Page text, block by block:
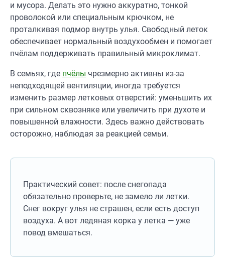
и мусора. Делать это нужно аккуратно, тонкой
проволокой или специальным крючком, не
проталкивая подмор внутрь улья. Свободный леток
обеспечивает нормальный воздухообмен и помогает
пчёлам поддерживать правильный микроклимат.
В семьях, где пчёлы чрезмерно активны из-за
неподходящей вентиляции, иногда требуется
изменить размер летковых отверстий: уменьшить их
при сильном сквозняке или увеличить при духоте и
повышенной влажности. Здесь важно действовать
осторожно, наблюдая за реакцией семьи.
Практический совет: после снегопада
обязательно проверьте, не замело ли летки.
Снег вокруг улья не страшен, если есть доступ
воздуха. А вот ледяная корка у летка — уже
повод вмешаться.